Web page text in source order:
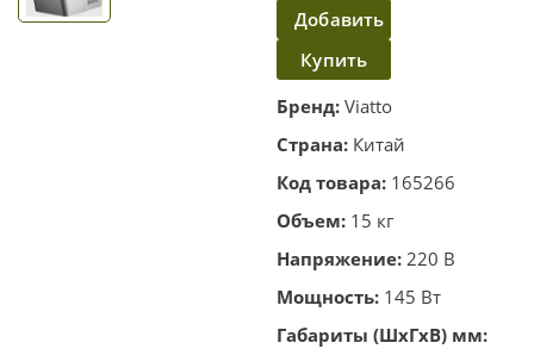
Добавить
в
корзину
Купить
в один
клик
Бренд: Viatto
Страна: Китай
Код товара: 165266
Объем: 15 кг
Напряжение: 220 В
Мощность: 145 Вт
Габариты (ШхГхВ) мм: